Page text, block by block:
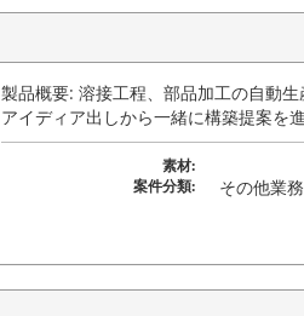
製品概要: 溶接工程、部品加工の自動
アイディア出しから一緒に構築提案を
素材:
案件分類:
その他業